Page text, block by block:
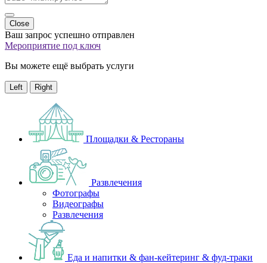
Close
Ваш запрос успешно отправлен
Мероприятие под ключ
Вы можете ещё выбрать услуги
Left Right
Площадки & Рестораны
Развлечения
Фотографы
Видеографы
Развлечения
Еда и напитки & фан-кейтеринг & фуд-траки